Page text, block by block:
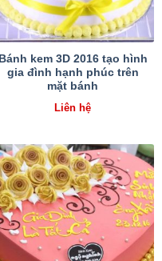
Bánh kem 3D 2016 tạo hình
gia đình hạnh phúc trên
mặt bánh
Liên hệ